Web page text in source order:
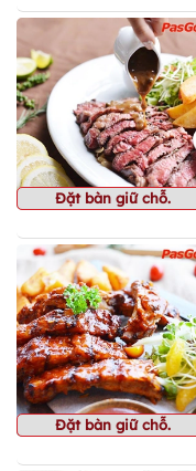
Đặt bàn giữ chỗ.
Đặt bàn giữ chỗ.